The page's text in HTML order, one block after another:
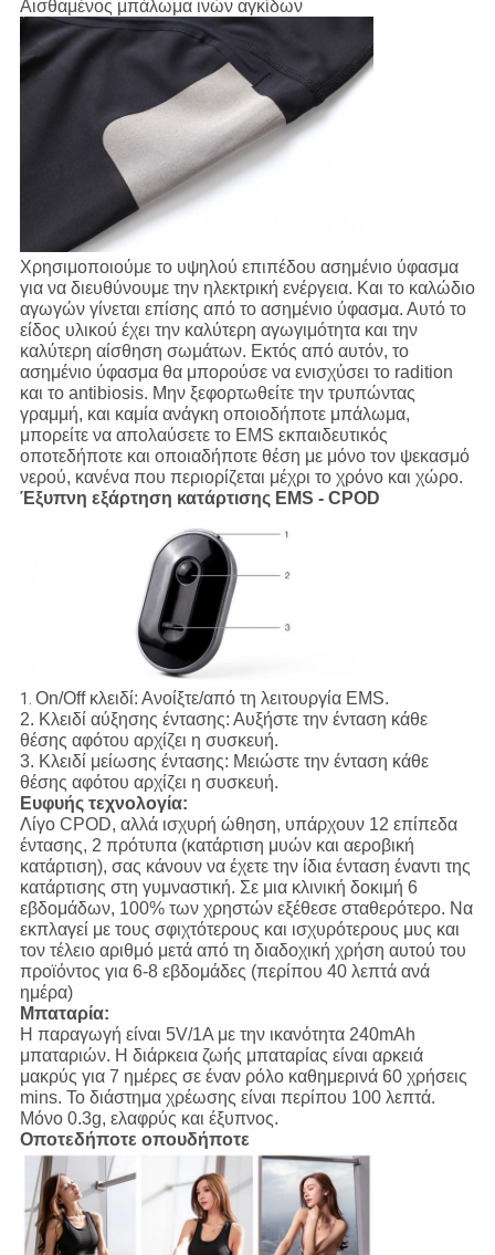
Αισθαμένος μπάλωμα ινών αγκίδων
Χρησιμοποιούμε το υψηλού επιπέδου ασημένιο ύφασμα
για να διευθύνουμε την ηλεκτρική ενέργεια. Και το καλώδιο
αγωγών γίνεται επίσης από το ασημένιο ύφασμα. Αυτό το
είδος υλικού έχει την καλύτερη αγωγιμότητα και την
καλύτερη αίσθηση σωμάτων. Εκτός από αυτόν, το
ασημένιο ύφασμα θα μπορούσε να ενισχύσει το radition
και το antibiosis. Μην ξεφορτωθείτε την τρυπώντας
γραμμή, και καμία ανάγκη οποιοδήποτε μπάλωμα,
μπορείτε να απολαύσετε το EMS εκπαιδευτικός
οποτεδήποτε και οποιαδήποτε θέση με μόνο τον ψεκασμό
νερού, κανένα που περιορίζεται μέχρι το χρόνο και χώρο.
Έξυπνη εξάρτηση κατάρτισης EMS - CPOD
1. On/Off κλειδί: Ανοίξτε/από τη λειτουργία EMS.
2. Κλειδί αύξησης έντασης: Αυξήστε την ένταση κάθε
θέσης αφότου αρχίζει η συσκευή.
3. Κλειδί μείωσης έντασης: Μειώστε την ένταση κάθε
θέσης αφότου αρχίζει η συσκευή.
Ευφυής τεχνολογία:
Λίγο CPOD, αλλά ισχυρή ώθηση, υπάρχουν 12 επίπεδα
έντασης, 2 πρότυπα (κατάρτιση μυών και αεροβική
κατάρτιση), σας κάνουν να έχετε την ίδια ένταση έναντι της
κατάρτισης στη γυμναστική. Σε μια κλινική δοκιμή 6
εβδομάδων, 100% των χρηστών εξέθεσε σταθερότερο. Να
εκπλαγεί με τους σφιχτότερους και ισχυρότερους μυς και
τον τέλειο αριθμό μετά από τη διαδοχική χρήση αυτού του
προϊόντος για 6-8 εβδομάδες (περίπου 40 λεπτά ανά
ημέρα)
Μπαταρία:
Η παραγωγή είναι 5V/1A με την ικανότητα 240mAh
μπαταριών. Η διάρκεια ζωής μπαταρίας είναι αρκειά
μακρύς για 7 ημέρες σε έναν ρόλο καθημερινά 60 χρήσεις
mins. Το διάστημα χρέωσης είναι περίπου 100 λεπτά.
Μόνο 0.3g, ελαφρύς και έξυπνος.
Οποτεδήποτε οπουδήποτε